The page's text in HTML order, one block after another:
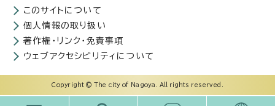
このサイトについて
個人情報の取り扱い
著作権・リンク・免責事項
ウェブアクセシビリティについて
Copyright © The city of Nagoya. All rights reserved.